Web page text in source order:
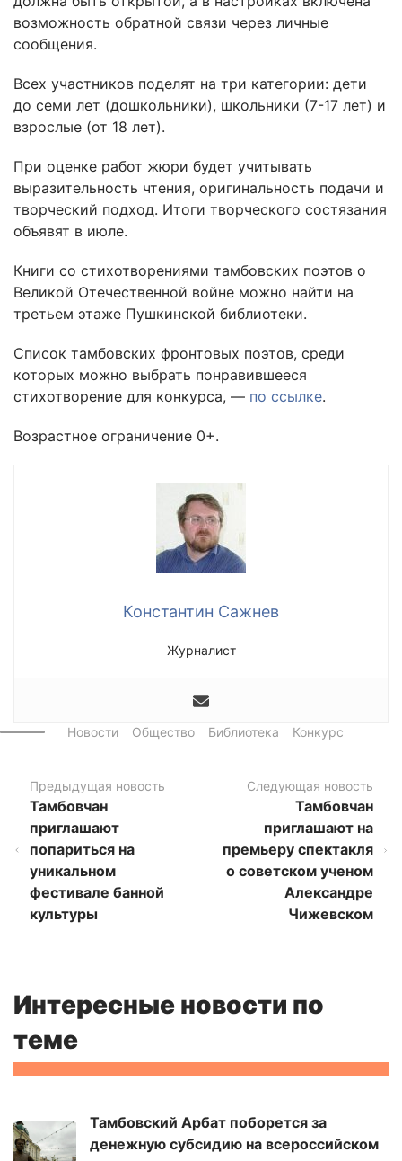
возможность обратной связи через личные
сообщения.
Всех участников поделят на три категории: дети
до семи лет (дошкольники), школьники (7-17 лет) и
взрослые (от 18 лет).
При оценке работ жюри будет учитывать
выразительность чтения, оригинальность подачи и
творческий подход. Итоги творческого состязания
объявят в июле.
Книги со стихотворениями тамбовских поэтов о
Великой Отечественной войне можно найти на
третьем этаже Пушкинской библиотеки.
Список тамбовских фронтовых поэтов, среди
которых можно выбрать понравившееся
стихотворение для конкурса, — по ссылке.
Возрастное ограничение 0+.
Константин Сажнев
Журналист
Новости Общество Библиотека Конкурс
Предыдущая новость
Тамбовчан
приглашают
попариться на
уникальном
фестивале банной
культуры
Следующая новость
Тамбовчан
приглашают на
премьеру спектакля
о советском ученом
Александре
Чижевском
Интересные новости по
теме
Тамбовский Арбат поборется за
денежную субсидию на всероссийском